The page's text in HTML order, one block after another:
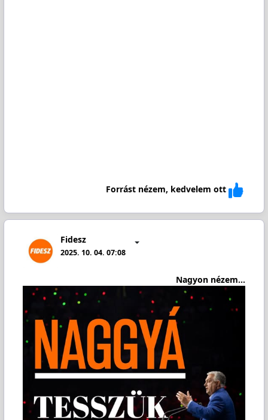
Forrást nézem, kedvelem ott
Fidesz
2025. 10. 04. 07:08
Nagyon nézem...